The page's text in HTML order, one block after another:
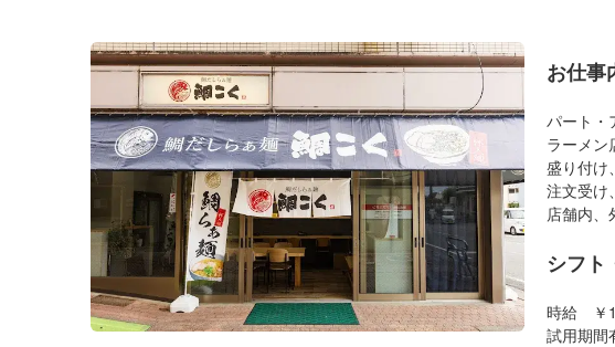
お仕事
パート・
ラーメン
盛り付け
注文受け
店舗内
シフト
時給 ￥
試用期